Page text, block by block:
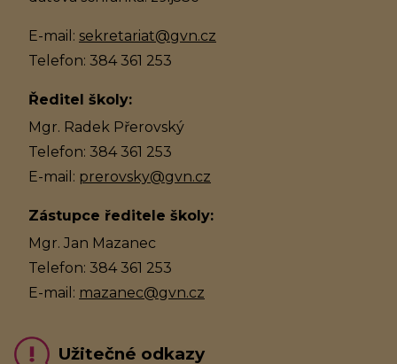
E-mail: sekretariat@gvn.cz
Telefon: 384 361 253
Ředitel školy:
Mgr. Radek Přerovský
Telefon: 384 361 253
E-mail: prerovsky@gvn.cz
Zástupce ředitele školy:
Mgr. Jan Mazanec
Telefon: 384 361 253
E-mail: mazanec@gvn.cz
Užitečné odkazy